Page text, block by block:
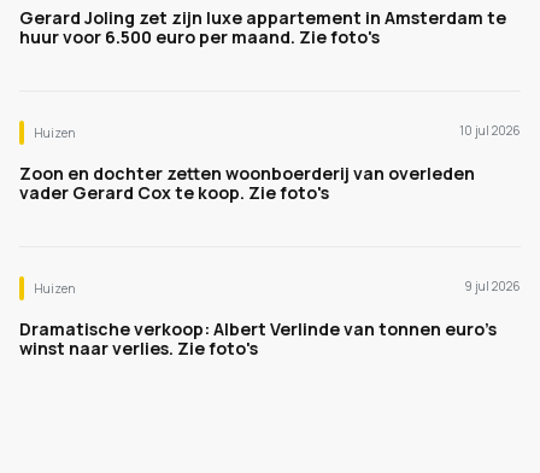
Gerard Joling zet zijn luxe appartement in Amsterdam te
huur voor 6.500 euro per maand. Zie foto's
Huizen 10 jul 2026
Zoon en dochter zetten woonboerderij van overleden
vader Gerard Cox te koop. Zie foto's
Huizen 9 jul 2026
Dramatische verkoop: Albert Verlinde van tonnen euro's
winst naar verlies. Zie foto's